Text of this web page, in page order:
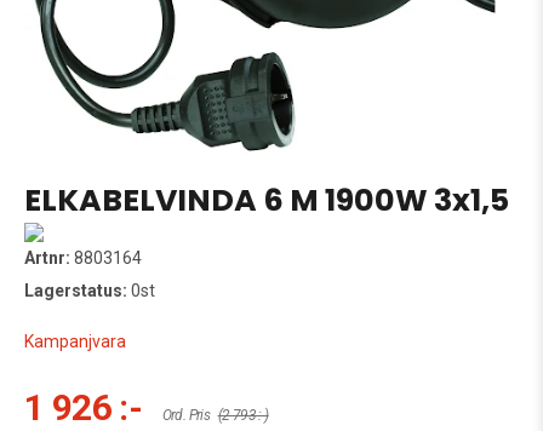
ELKABELVINDA 6 M 1900W 3x1,5
Artnr: 8803164
Lagerstatus: 0st
Kampanjvara
1 926 :- Ord. Pris (2 793 :-)